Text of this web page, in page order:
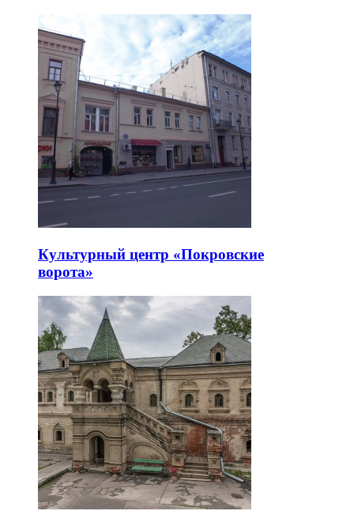
Культурный центр «Покровские
ворота»